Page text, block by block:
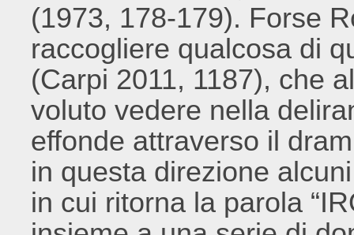
(1973, 178-179). Forse
raccogliere qualcosa di
(Carpi 2011, 1187), che
voluto vedere nella
effonde attraverso il
in questa direzione
in cui ritorna la parola